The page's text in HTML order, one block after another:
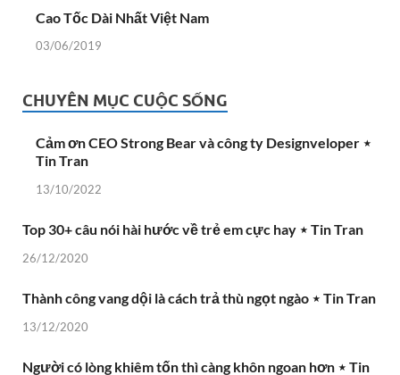
Cao Tốc Dài Nhất Việt Nam
03/06/2019
CHUYÊN MỤC CUỘC SỐNG
Cảm ơn CEO Strong Bear và công ty Designveloper ⋆
Tin Tran
13/10/2022
Top 30+ câu nói hài hước về trẻ em cực hay ⋆ Tin Tran
26/12/2020
Thành công vang dội là cách trả thù ngọt ngào ⋆ Tin Tran
13/12/2020
Người có lòng khiêm tốn thì càng khôn ngoan hơn ⋆ Tin